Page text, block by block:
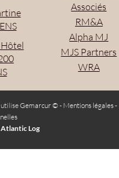
Associés
RM&A
Alpha MJ
MJS Partners
WRA
Gemarcur © - Mentions légales-
Atlantic Log